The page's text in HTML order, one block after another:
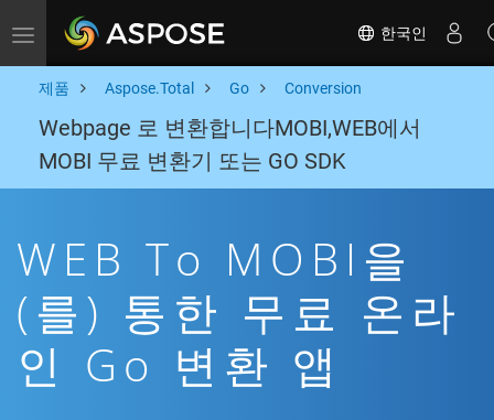
Toggle navigation 한국인
제품 Aspose.Total Go Conversion
Webpage 로 변환합니다MOBI,WEB에서
MOBI 무료 변환기 또는 GO SDK
WEB To MOBI을
(를) 통한 무료 온라
인 Go 변환 앱